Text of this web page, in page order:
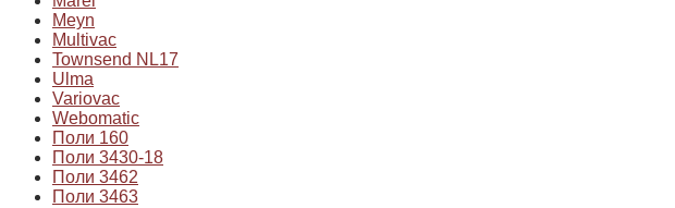
Meyn
Multivac
Townsend NL17
Ulma
Variovac
Webomatic
Поли 160
Поли 3430-18
Поли 3462
Поли 3463